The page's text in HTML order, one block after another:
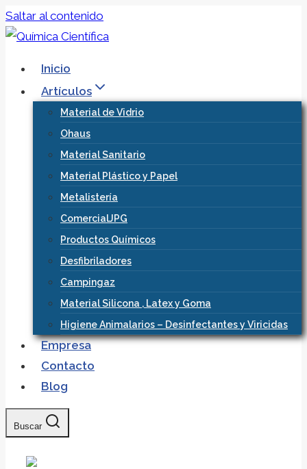
Saltar al contenido
Inicio
Artículos
Material de Vidrio
Ohaus
Material Sanitario
Material Plástico y Papel
Metalistería
ComercialJPG
Productos Químicos
Desfibriladores
Campingaz
Material Silicona , Latex y Goma
Higiene Animalarios – Desinfectantes y Viricidas
Empresa
Contacto
Blog
Buscar